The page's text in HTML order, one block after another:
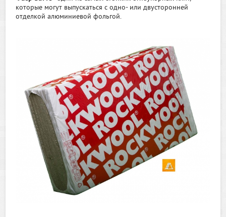
которые могут выпускаться с одно- или двусторонней
отделкой алюминиевой фольгой.